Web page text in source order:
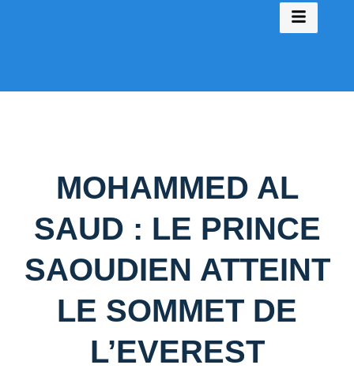
MOHAMMED AL
SAUD : LE PRINCE
SAOUDIEN ATTEINT
LE SOMMET DE
L’EVEREST